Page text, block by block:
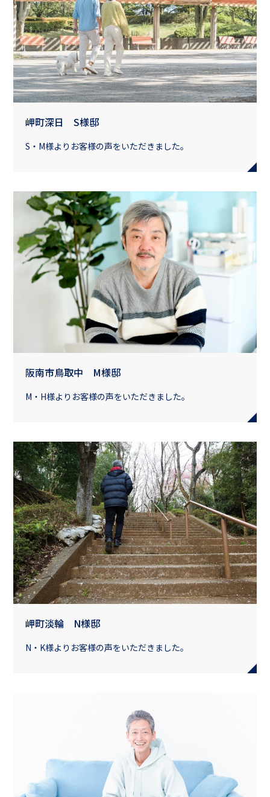
岬町深日 S様邸
S・M様よりお客様の声をいただきました。
阪南市鳥取中 M様邸
M・H様よりお客様の声をいただきました。
岬町淡輪 N様邸
N・K様よりお客様の声をいただきました。